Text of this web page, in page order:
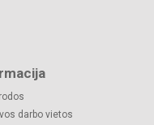
darbo vietos